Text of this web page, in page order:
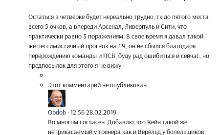
Остаться в четверке будет нереально трудно, тк до пятого места
всего 5 очков, а впереди Арсенал, Ливерпуль и Сити, что
практически равно 3 поражениям. В свое время я давал такой
же пессимистичный прогноз на ЛЧ, он не сбылся благодаря
перерождению команды и ПСВ, буду рад ошибиться и сейчас, но
предпосылок для этого я не вижу
Этот комментарий не опубликован.
Obdob ·12:56 28.02.2019
Во многом согласен. Добавлю, что Кейн такой же
неприкасаемый у тренера как и Верельд у болельщиков.